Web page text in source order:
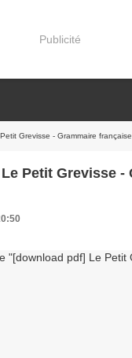
Publicité
Grevisse - Grammaire française
Grevisse - Grammaire